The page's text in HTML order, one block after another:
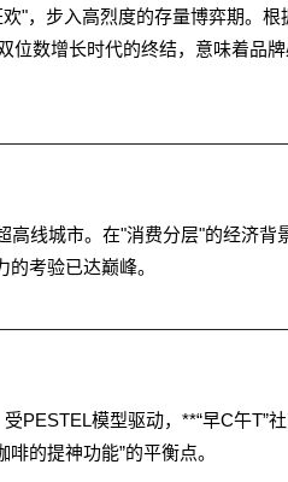
"，步入高烈度的存量博弈期。
位数增长时代的终结，意味着品
高线城市。在"消费分层"的经济
考验已达巅峰。
PESTEL模型驱动，**“早C午T”
的提神功能”的平衡点。